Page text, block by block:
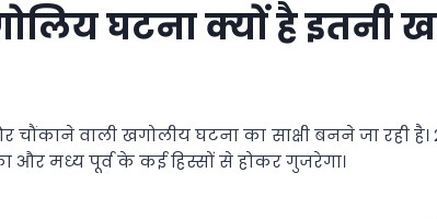
घटना क्यों है इतनी
चौंकाने वाली खगोलीय घटना का साक्षी बनने जा रही
और मध्य पूर्व के कई हिस्सों से होकर गुजरेगा।